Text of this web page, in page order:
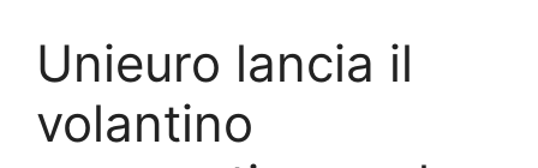
Unieuro lancia il
volantino